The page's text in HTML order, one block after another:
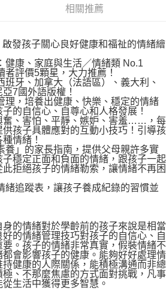
使用他人資訊註冊。若發現惡意使用之情形，
停止該用戶之使用額度並採取法律行動。
含以上)免運費
相關推薦
發孩子關心良好健康和福祉的情緒繪
康、家庭與生活／情緒類 No.1
評價5顆星，大力推薦！
牙、加拿大（法語區）、義大利、
7國外語版權！
，培養出健康、快樂、穩定的情緒
的自信心、自尊心和人格發展！
奮、害怕、平靜、嫉妒、害羞……，每
孩子具體應對的互動小技巧！引導孩
情緒！
」的家長指南，提供父母親許多實
穩定正面和負面的情緒，跟孩子一起
拒絕孩子的情緒勒索，讓情緒不再困
追蹤表，讓孩子養成紀錄的習慣並
的情緒對於學齡前的孩子來說是相當
的情緒管理技巧對孩子的自信心、自
。孩子的情緒非常真實，假裝情緒不
會影響孩子的健康。能夠好好處理情
健康的人際關係，能積極溝通而非總
、不那麼焦慮的方式面對挑戰，凡事
生活中獲得更多智慧。